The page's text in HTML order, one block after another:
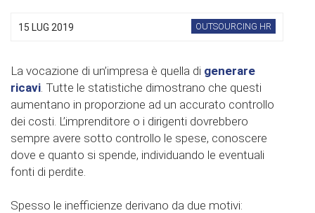
15 LUG 2019 OUTSOURCING HR
La vocazione di un’impresa è quella di generare
ricavi. Tutte le statistiche dimostrano che questi
aumentano in proporzione ad un accurato controllo
dei costi. L’imprenditore o i dirigenti dovrebbero
sempre avere sotto controllo le spese, conoscere
dove e quanto si spende, individuando le eventuali
fonti di perdite.
Spesso le inefficienze derivano da due motivi: